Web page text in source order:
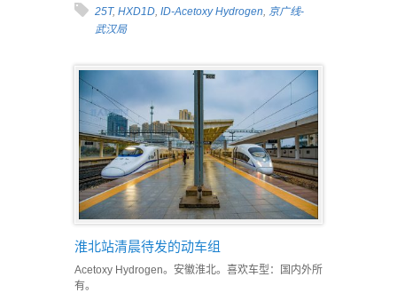
25T, HXD1D, ID-Acetoxy Hydrogen, 京广线-
武汉局
淮北站清晨待发的动车组
Acetoxy Hydrogen。安徽淮北。喜欢车型：国内外所
有。